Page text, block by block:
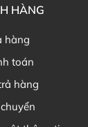
cho
gluten, men,
Vi Sinh
con người và
HÀNG
hàng
toán
hàng